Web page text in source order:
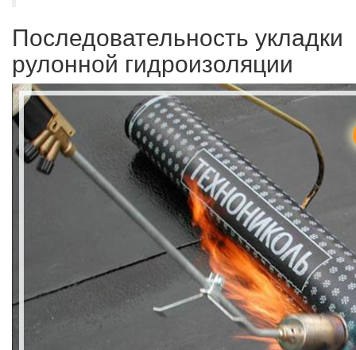
Последовательность укладки
рулонной гидроизоляции